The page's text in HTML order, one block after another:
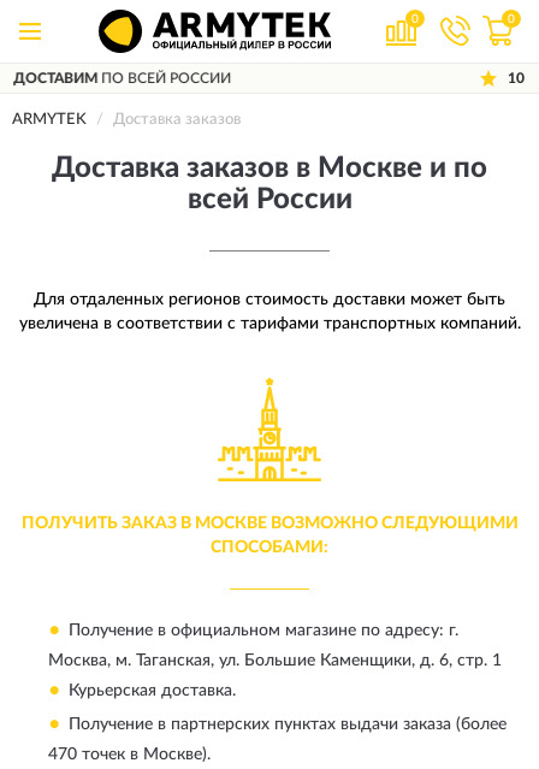
0 0
ВСЕЙ РОССИИ ГАРАНТИЯ
ARMYTEK Доставка заказов
Доставка заказов в Москве и по
всей России
Для отдаленных регионов стоимость доставки может быть
увеличена в соответствии с тарифами транспортных компаний.
ПОЛУЧИТЬ ЗАКАЗ В МОСКВЕ ВОЗМОЖНО СЛЕДУЮЩИМИ
СПОСОБАМИ:
Получение в официальном магазине по адресу: г.
Москва, м. Таганская, ул. Большие Каменщики, д. 6, стр. 1
Курьерская доставка.
Получение в партнерских пунктах выдачи заказа (более
470 точек в Москве).